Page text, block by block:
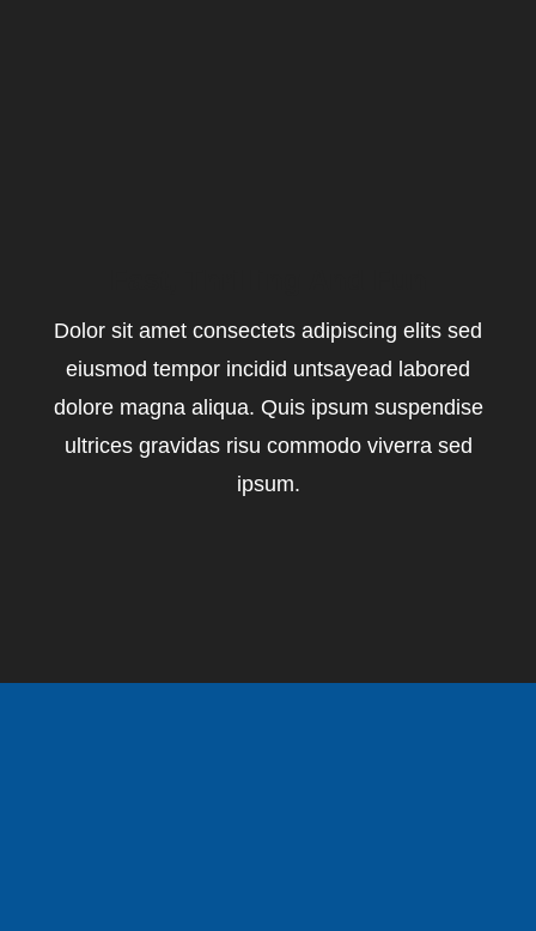
Dolor sit amet consectets adipiscing elits sed
eiusmod tempor incidid untsayead labored
dolore magna aliqua. Quis ipsum suspendise
ultrices gravidas risu commodo viverra sed
ipsum.